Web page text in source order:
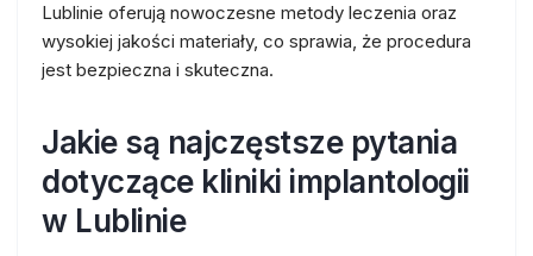
Lublinie oferują nowoczesne metody leczenia oraz
wysokiej jakości materiały, co sprawia, że procedura
jest bezpieczna i skuteczna.
Jakie są najczęstsze pytania
dotyczące kliniki implantologii
w Lublinie